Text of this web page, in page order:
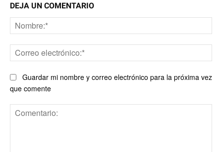
DEJA UN COMENTARIO
Guardar mi nombre y correo electrónico para la próxima vez
que comente